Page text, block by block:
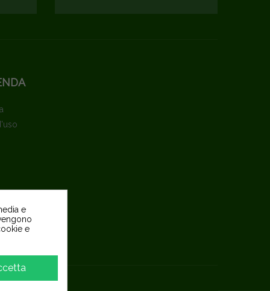
e
e